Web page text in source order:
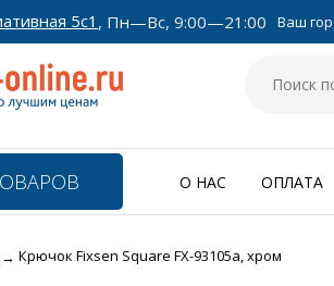
5с1 , Пн—Вс, 9:00—21:00 Ваш
О НАС ОПЛАТА
→ Крючок Fixsen Square FX-93105a, хром